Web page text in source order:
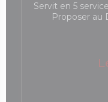
Servit en 5
Proposer au